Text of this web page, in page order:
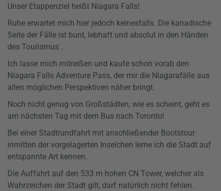
Unser Etappenziel heißt Niagara Falls!
Ruhe erwartet mich hier jedoch keinesfalls. Die kanadische
Seite der Fälle ist bunt, lebhaft und absolut in den Händen
des Tourismus`.
Ich lasse mich mitreißen und kaufe schon vorab den
Niagara Falls Adventure Pass, der mir die Niagarafälle aus
allen möglichen Perspektiven näher bringt.
Noch nicht genug von Großstädten, wie es scheint, geht es
am nächsten Tag mit dem Bus nach Toronto!
Bei einer Stadtrundfahrt mit anschließender Bootstour
inmitten der vorgelagerten Inselchen lerne ich die Stadt auf
entspannte Art kennen.
Die Auffahrt auf den 533 m hohen CN Tower, welcher als
Wahrzeichen der Stadt gilt, darf natürlich nicht fehlen.